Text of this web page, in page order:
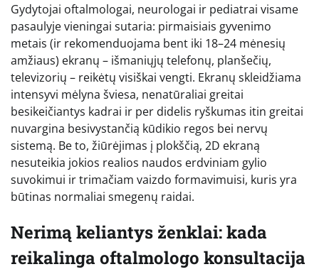
Gydytojai oftalmologai, neurologai ir pediatrai visame
pasaulyje vieningai sutaria: pirmaisiais gyvenimo
metais (ir rekomenduojama bent iki 18–24 mėnesių
amžiaus) ekranų – išmaniųjų telefonų, planšečių,
televizorių – reikėtų visiškai vengti. Ekranų skleidžiama
intensyvi mėlyna šviesa, nenatūraliai greitai
besikeičiantys kadrai ir per didelis ryškumas itin greitai
nuvargina besivystančią kūdikio regos bei nervų
sistemą. Be to, žiūrėjimas į plokščią, 2D ekraną
nesuteikia jokios realios naudos erdviniam gylio
suvokimui ir trimačiam vaizdo formavimuisi, kuris yra
būtinas normaliai smegenų raidai.
Nerimą keliantys ženklai: kada
reikalinga oftalmologo konsultacija